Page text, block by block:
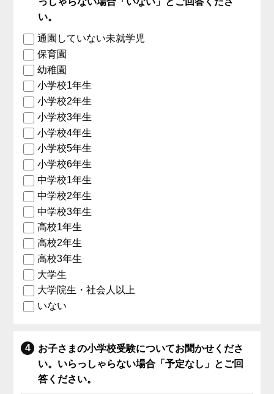
い。
通園していない未就学児
保育園
幼稚園
小学校1年生
小学校2年生
小学校3年生
小学校4年生
小学校5年生
小学校6年生
中学校1年生
中学校2年生
中学校3年生
高校1年生
高校2年生
高校3年生
大学生
大学院生・社会人以上
いない
お子さまの小学校受験についてお聞かせくださ
い。いらっしゃらない場合「予定なし」とご回
答ください。